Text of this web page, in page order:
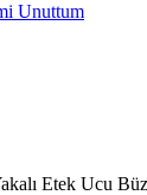
Unuttum
Etek Ucu